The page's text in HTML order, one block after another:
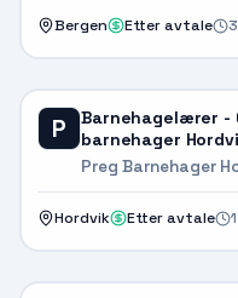
Bergen Etter avtale
P
Barnehagelærer -
barnehager
Preg Barnehager
Hordvik Etter avtale